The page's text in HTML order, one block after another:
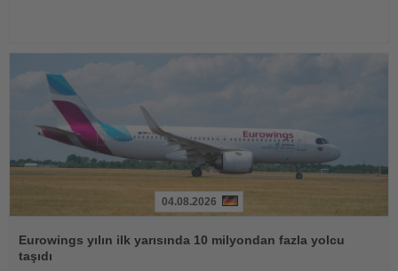
Oku
04.08.2026
Eurowings yılın ilk yarısında 10 milyondan fazla yolcu
taşıdı